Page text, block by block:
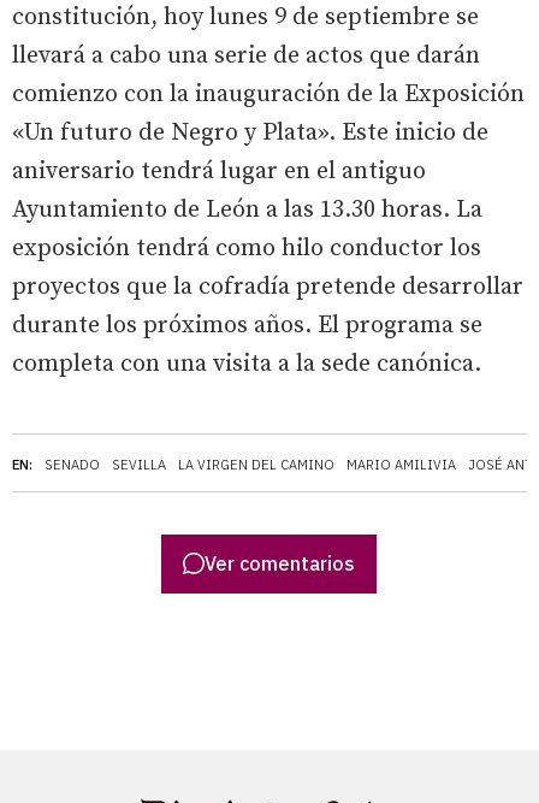
EN: SENADO SEVILLA LA VIRGEN DEL CAMINO MARIO AMILIVIA JOSÉ
constitución, hoy lunes 9 de septiembre se
llevará a cabo una serie de actos que darán
comienzo con la inauguración de la Exposición
«Un futuro de Negro y Plata». Este inicio de
aniversario tendrá lugar en el antiguo
Ayuntamiento de León a las 13.30 horas. La
exposición tendrá como hilo conductor los
proyectos que la cofradía pretende desarrollar
durante los próximos años. El programa se
completa con una visita a la sede canónica.
Ver comentarios